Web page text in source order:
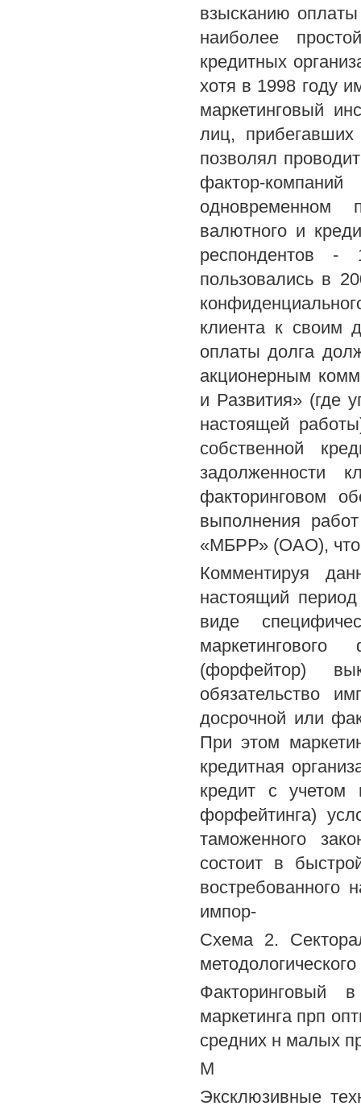
взысканию
наиболее
кредитных
хотя в 1998 году
маркетинговый
лиц,
позволял
фактор-
одновременном
валютного и
респондентов
пользовались в
клиента к своим
оплаты долга
акционерным
и Развития» (где
настоящей
собственной
задолженности
факторинговом
выполнения
«МБРР» (ОАО), что
Комментируя
настоящий
виде
(форфейтор)
обязательство
досрочной или
При этом
кредитная
кредит с учетом
форфейтинга)
таможенного
состоит в
востребованного
импор-
Схема 2.
Факторинговый
маркетинга прп
средних н малых
М
Эксклюзивные